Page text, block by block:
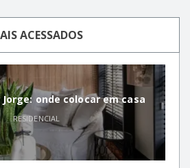
ACESSADOS
Jorge: onde colocar em casa
RESIDENCIAL